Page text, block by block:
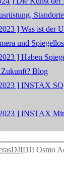
] Was ist der
und
] Haben
Zukunft? Blog
] INSTAX SQ
] INSTAX
DJIDJI Osmo